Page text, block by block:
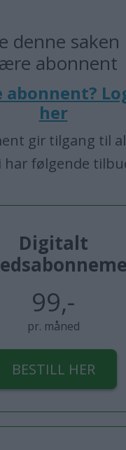
denne
abonnent
abonnent?
her
gir tilgang til
har følgende
Digitalt
99,-
pr. måned
BESTILL HER